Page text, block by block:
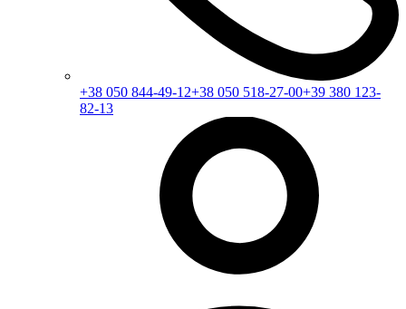
+38 050 844-49-12+38 050 518-27-00+39 380 123-
82-13